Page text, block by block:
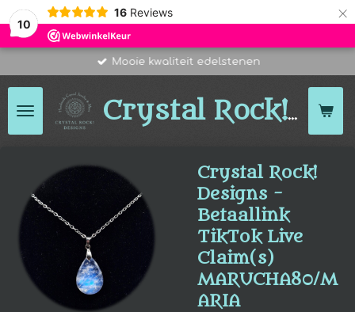
10
16 Reviews ×
Crystal Rock!
Mooie kwaliteit edelstenen
Crystal Rock!
Designs -
Betaallink
TikTok Live
Claim(s)
MARUCHA80/M
ARIA